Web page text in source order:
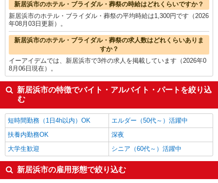
新居浜市のホテル・ブライダル・葬祭の時給はどれくらいですか？
新居浜市のホテル・ブライダル・葬祭の平均時給は1,300円です（2026
年08月03日更新）。
新居浜市のホテル・ブライダル・葬祭の求人数はどれくらいありま
すか？
イーアイデムでは、新居浜市で3件の求人を掲載しています（2026年0
8月06日現在）。
新居浜市の特徴でバイト・アルバイト・パートを絞り込
む
短時間勤務（1日4h以内）OK
エルダー（50代～）活躍中
扶養内勤務OK
深夜
大学生歓迎
シニア（60代～）活躍中
新居浜市の雇用形態で絞り込む